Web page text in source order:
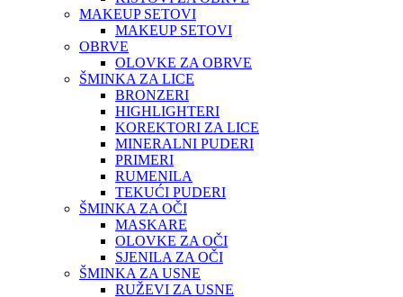
MAKEUP SETOVI
MAKEUP SETOVI
OBRVE
OLOVKE ZA OBRVE
ŠMINKA ZA LICE
BRONZERI
HIGHLIGHTERI
KOREKTORI ZA LICE
MINERALNI PUDERI
PRIMERI
RUMENILA
TEKUĆI PUDERI
ŠMINKA ZA OČI
MASKARE
OLOVKE ZA OČI
SJENILA ZA OČI
ŠMINKA ZA USNE
RUŽEVI ZA USNE